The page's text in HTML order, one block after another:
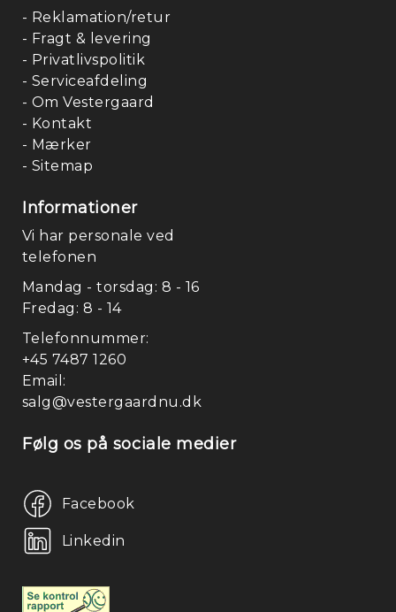
- Reklamation/retur
- Fragt & levering
- Privatlivspolitik
- Serviceafdeling
- Om Vestergaard
- Kontakt
- Mærker
- Sitemap
Informationer
Vi har personale ved
telefonen
Mandag - torsdag: 8 - 16
Fredag: 8 - 14
Telefonnummer:
+45 7487 1260
Email:
salg@vestergaardnu.dk
Følg os på sociale medier
Facebook
Linkedin